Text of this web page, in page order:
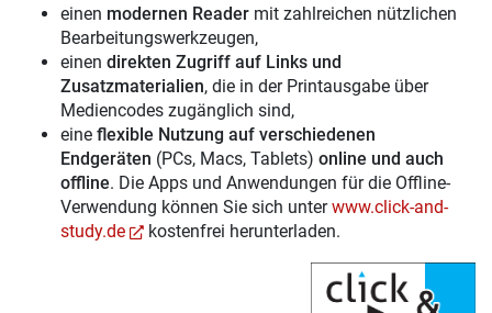
einen modernen Reader mit zahlreichen nützlichen
Bearbeitungswerkzeugen,
einen direkten Zugriff auf Links und
Zusatzmaterialien, die in der Printausgabe über
Mediencodes zugänglich sind,
eine flexible Nutzung auf verschiedenen
Endgeräten (PCs, Macs, Tablets) online und auch
offline. Die Apps und Anwendungen für die Offline-
Verwendung können Sie sich unterwww.click-and-
study.de
kostenfrei herunterladen.